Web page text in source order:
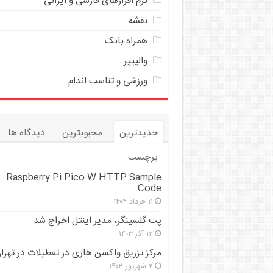
نقشه
همراه بانک
والپیپر
ورزشی و تناسب اندام
جدیدترین محبوبترین
دیدگاه ها
برچسب
Raspberry Pi Pico W HTTP Sample
Code
۱۱ خرداد ۱۴۰۴
پت گلسینگر، مدیر اینتل اخراج شد
۱۲ آذر ۱۴۰۳
مرکز تزریق واکسن هاری در تعطیلات در
۲ شهریور ۱۴۰۳